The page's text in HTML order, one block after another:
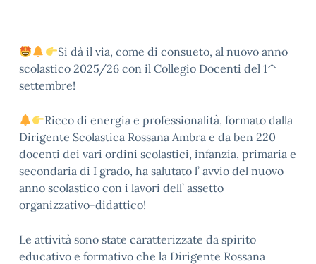
Si dà il via, come di consueto, al nuovo anno
scolastico 2025/26 con il Collegio Docenti del 1^
settembre!
Ricco di energia e professionalità, formato dalla
Dirigente Scolastica Rossana Ambra e da ben 220
docenti dei vari ordini scolastici, infanzia, primaria e
secondaria di I grado, ha salutato l’ avvio del nuovo
anno scolastico con i lavori dell’ assetto
organizzativo-didattico!
Le attività sono state caratterizzate da spirito
educativo e formativo che la Dirigente Rossana